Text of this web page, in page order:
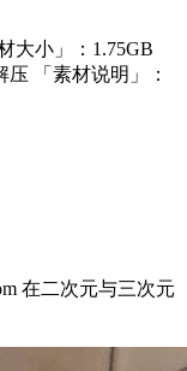
大小」：1.75GB
压 「素材说明」：
在二次元与三次元